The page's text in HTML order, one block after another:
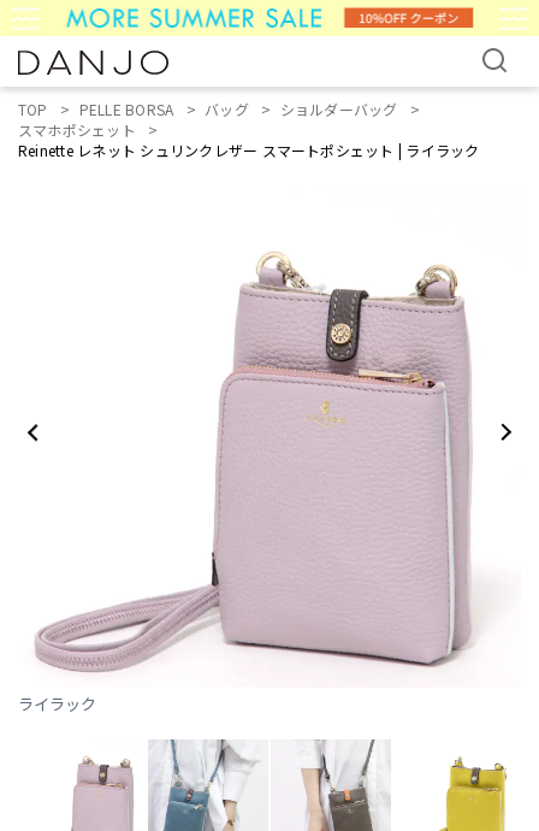
TOP PELLE BORSA バッグ
ショルダーバッグ
スマホポシェット
Reinette レネット シュリンクレザー スマートポシェット | ライラック
ライラック